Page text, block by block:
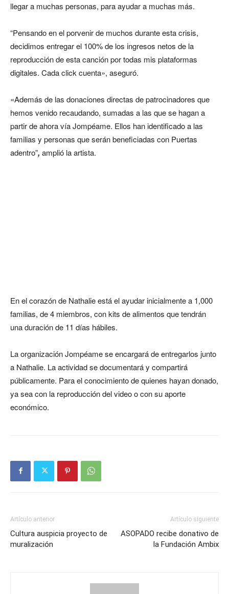
llegar a muchas personas, para ayudar a muchas más.
“Pensando en el porvenir de muchos durante esta crisis,
decidimos entregar el 100% de los ingresos netos de la
reproducción de esta canción por todas mis plataformas
digitales. Cada click cuenta», aseguró.
«Además de las donaciones directas de patrocinadores que
hemos venido recaudando, sumadas a las que se hagan a
partir de ahora vía Jompéame. Ellos han identificado a las
familias y personas que serán beneficiadas con Puertas
adentro”, amplió la artista.
En el corazón de Nathalie está el ayudar inicialmente a 1,000
familias, de 4 miembros, con kits de alimentos que tendrán
una duración de 11 días hábiles.
La organización Jompéame se encargará de entregarlos junto
a Nathalie. La actividad se documentará y compartirá
públicamente. Para el conocimiento de quienes hayan donado,
ya sea con la reproducción del video o con su aporte
económico.
Artículo anterior
Cultura auspicia proyecto de
muralización
Artículo siguiente
ASOPADO recibe donativo de
la Fundación Ambix